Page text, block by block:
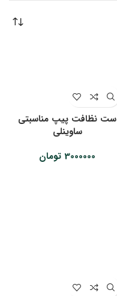
ست نظافت پیپ مناسبتی
ساوینلی
3000000 تومان